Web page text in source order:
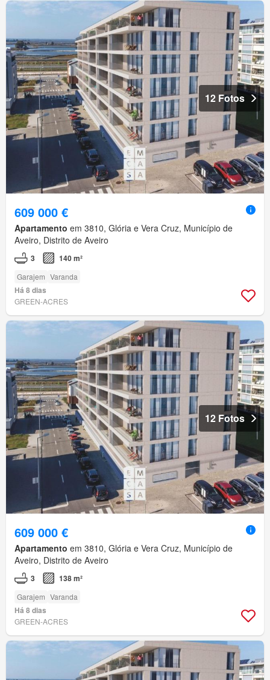
12 Fotos
609 000 €
Apartamento em 3810, Glória e Vera Cruz, Município de
Aveiro, Distrito de Aveiro
3 140 m²
Garajem Varanda
Há 8 dias
GREEN-ACRES
12 Fotos
609 000 €
Apartamento em 3810, Glória e Vera Cruz, Município de
Aveiro, Distrito de Aveiro
3 138 m²
Garajem Varanda
Há 8 dias
GREEN-ACRES